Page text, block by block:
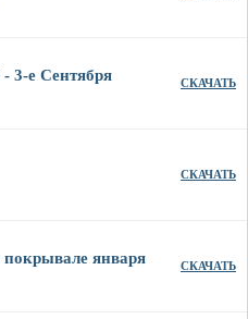
3-е Сентября СКАЧАТЬ
СКАЧАТЬ
января СКАЧАТЬ